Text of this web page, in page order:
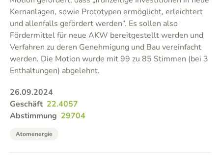
Kernanlagen, sowie Prototypen ermöglicht, erleichtert
und allenfalls gefördert werden“. Es sollen also
Fördermittel für neue AKW bereitgestellt werden und
Verfahren zu deren Genehmigung und Bau vereinfacht
werden. Die Motion wurde mit 99 zu 85 Stimmen (bei 3
Enthaltungen) abgelehnt.
26.09.2024
Geschäft 22.4057
Abstimmung 29704
Atomenergie